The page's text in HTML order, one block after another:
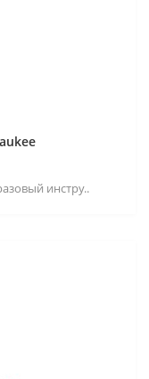
инстру..